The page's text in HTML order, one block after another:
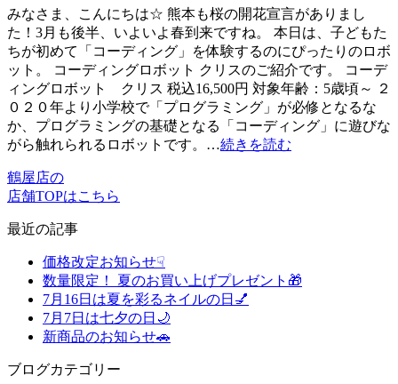
みなさま、こんにちは☆ 熊本も桜の開花宣言がありまし
た！3月も後半、いよいよ春到来ですね。 本日は、子どもた
ちが初めて「コーディング」を体験するのにぴったりのロボ
ット。 コーディングロボット クリスのご紹介です。 コーデ
ィングロボット クリス 税込16,500円 対象年齢：5歳頃～ ２
０２０年より小学校で「プログラミング」が必修となるな
か、プログラミングの基礎となる「コーディング」に遊びな
がら触れられるロボットです。…続きを読む
鶴屋店の
店舗TOPはこちら
最近の記事
価格改定お知らせ☟
数量限定！ 夏のお買い上げプレゼント🎁
7月16日は夏を彩るネイルの日💅
7月7日は七夕の日🌙
新商品のお知らせ🚗
ブログカテゴリー